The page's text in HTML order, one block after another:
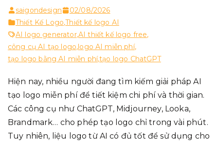
saigondesign
02/08/2026
Thiết Kế Logo,Thiết kế logo AI
AI logo generator,AI thiết kế logo free,
công cụ AI tạo logo,logo AI miễn phí,
tạo logo bằng AI miễn phí,tạo logo ChatGPT
Hiện nay, nhiều người đang tìm kiếm giải pháp AI
tạo logo miễn phí để tiết kiệm chi phí và thời gian.
Các công cụ như ChatGPT, Midjourney, Looka,
Brandmark… cho phép tạo logo chỉ trong vài phút.
Tuy nhiên, liệu logo từ AI có đủ tốt để sử dụng cho